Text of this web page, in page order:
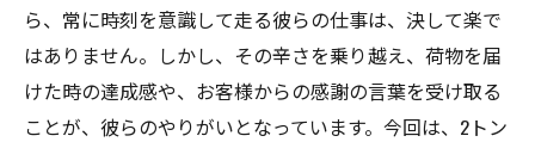
ら、常に時刻を意識して走る彼らの仕事は、決して楽で
はありません。しかし、その辛さを乗り越え、荷物を届
けた時の達成感や、お客様からの感謝の言葉を受け取る
ことが、彼らのやりがいとなっています。今回は、2トン